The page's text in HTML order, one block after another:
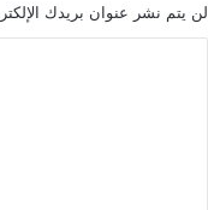
لن يتم نشر عنوان بريدك